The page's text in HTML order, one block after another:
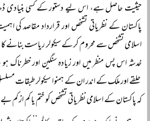
حیثیت حاصل ہے، اس لیے دستور کے کسی بنیادی
پاکستان کے نظریاتی تشخص اور قرارداد مقاصد کی
اسلامی تشخص سے محروم کر کے سیکولر ریاست بنانے کا
خدشہ اس پس منظر میں اور زیادہ سنگین اور خطرناک
حلقے اور ملک کے اندر ان کے ہمنوا سیکولر طبقات
کہ پاکستان کے اسلامی نظریاتی تشخص کو ختم یا کم از کم